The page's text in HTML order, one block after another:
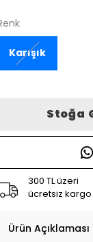
Karışık
Stoğa
300 TL üzeri
ücretsiz kargo
Ürün Açıklaması